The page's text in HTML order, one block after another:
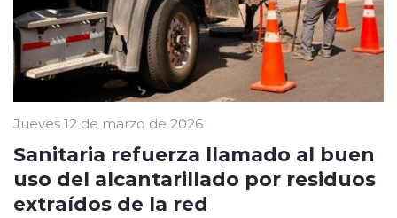
Jueves 12 de marzo de 2026
Sanitaria refuerza llamado al buen
uso del alcantarillado por residuos
extraídos de la red